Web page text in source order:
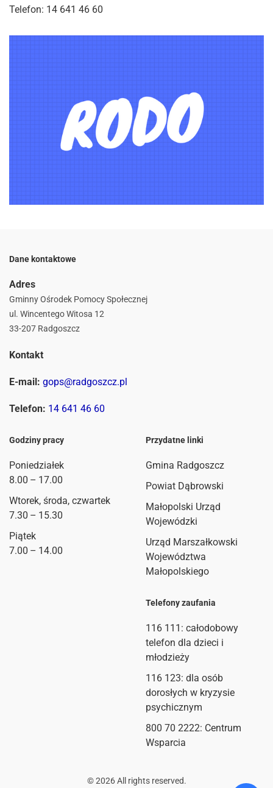
Telefon: 14 641 46 60
Dane kontaktowe
Adres
Gminny Ośrodek Pomocy Społecznej
ul. Wincentego Witosa 12
33-207 Radgoszcz
Kontakt
E-mail: gops@radgoszcz.pl
Telefon: 14 641 46 60
Godziny pracy
Poniedziałek
8.00 – 17.00
Wtorek, środa, czwartek
7.30 – 15.30
Piątek
7.00 – 14.00
Przydatne linki
Gmina Radgoszcz
Powiat Dąbrowski
Małopolski Urząd
Wojewódzki
Urząd Marszałkowski
Województwa
Małopolskiego
Telefony zaufania
116 111 : całodobowy
telefon dla dzieci i
młodzieży
116 123: dla osób
dorosłych w kryzysie
psychicznym
800 70 2222: Centrum
Wsparcia
©2026All rights reserved.